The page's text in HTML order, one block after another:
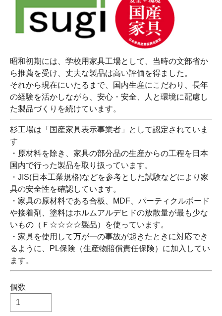
昭和初期には、学校用家具工場として、当時の文部省か
ら推薦を受け、丈夫な製品は高い評価を得ました。
それから現在にいたるまで、国内生産にこだわり、長年
の経験を活かしながら、安心・安全、人と環境に配慮し
た製品づくりを続けています。
杉工場は「国産家具表示事業者」として認定されていま
す
・原材料を除き、家具の部分品の生産からの工程を日本
国内で行った製品を取り扱っています。
・JIS(日本工業規格)などを参考とした試験などにより家
具の安全性を確認しています。
・家具の原材料である合板、MDF、パーティクルボード
や接着剤、塗料はホルムアルデヒドの放散量が最も少な
いもの（Ｆ☆☆☆☆製品）を使っています。
・家具を使用して万が一の事故が起きたときに対応でき
るように、PL保険（生産物賠償責任保険）に加入してい
ます。
個数